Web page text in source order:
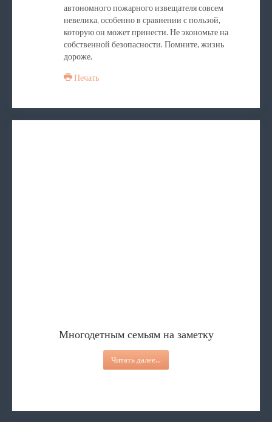
автономного пожарного извещателя совсем
невелика, особенно в сравнении с пользой,
которую он может принести. Не экономьте на
собственной безопасности. Помните, жизнь
дороже.
Печать
ПЕРЕЧЕНЬ бесплатных и общедоступных
социальных услуг